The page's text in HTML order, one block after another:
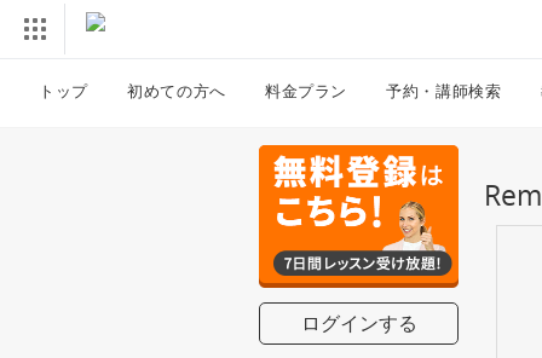
トップ 初めての方へ 料金プラン 予約・講師検索
ログインする